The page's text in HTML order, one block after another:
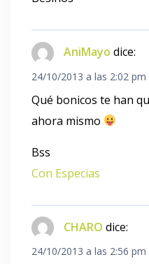
AniMayo dice:
24/10/2013 a las 2:02 pm
Qué bonicos te han
ahora mismo
Bss
Con Especias
CHARO dice:
24/10/2013 a las 2:56 pm